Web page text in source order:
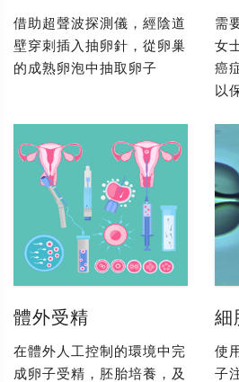
借助超聲波探測儀，經陰道
壁穿刺插入抽卵針，從卵巢
的成熟卵泡中抽取卵子
需
女
癌
以
體外受精
在體外人工控制的環境中完
成卵子受精，胚胎培養，及
細
使
子